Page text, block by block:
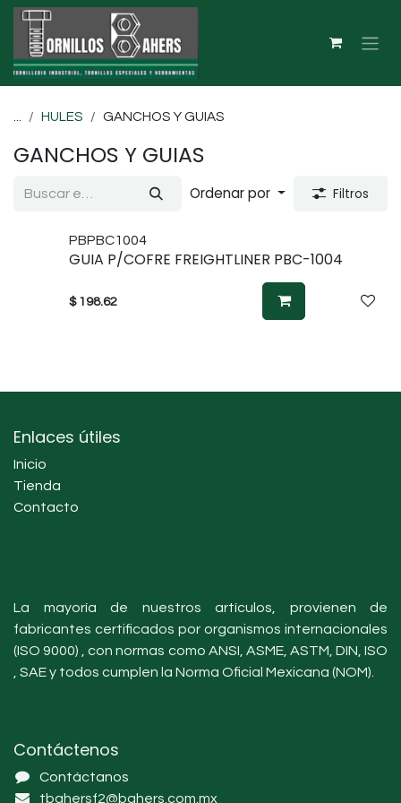
Ir al contenido
... HULES GANCHOS Y GUIAS
GANCHOS Y GUIAS
Ordenar por Filtros
PBPBC1004
GUIA P/COFRE FREIGHTLINER PBC-1004
$ 198.62
Enlaces útiles
Inicio
Tienda
Contacto
La mayoría de nuestros artículos, provienen de
fabricantes certificados por organismos internacionales
(ISO 9000) , con normas como ANSI, ASME, ASTM, DIN, ISO
, SAE y todos cumplen la Norma Oficial Mexicana (NOM).
Contáctenos
Contáctanos
tbahersf2@bahers.com.mx